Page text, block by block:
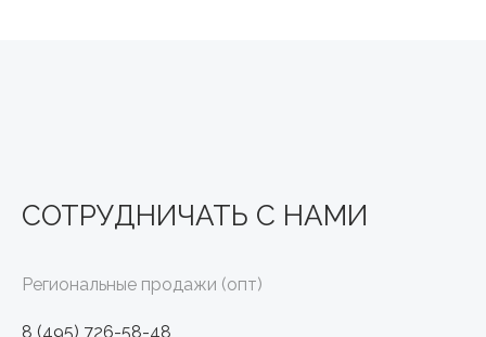
Региональные продажи (опт)
8 (495) 726-58-48
СОТРУДНИЧАТЬ С НАМИ